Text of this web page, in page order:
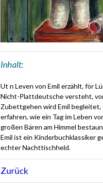
Inhalt:
Ut n Leven von Emil erzählt, för
Nicht-Plattdeutsche versteht,
Zubettgehen wird Emil begleitet,
erfahren, wie ein Tag im Leben
großen Bären am Himmel
Emil ist ein Kinderbuchklassiker
echter Nachttischheld.
Zurück